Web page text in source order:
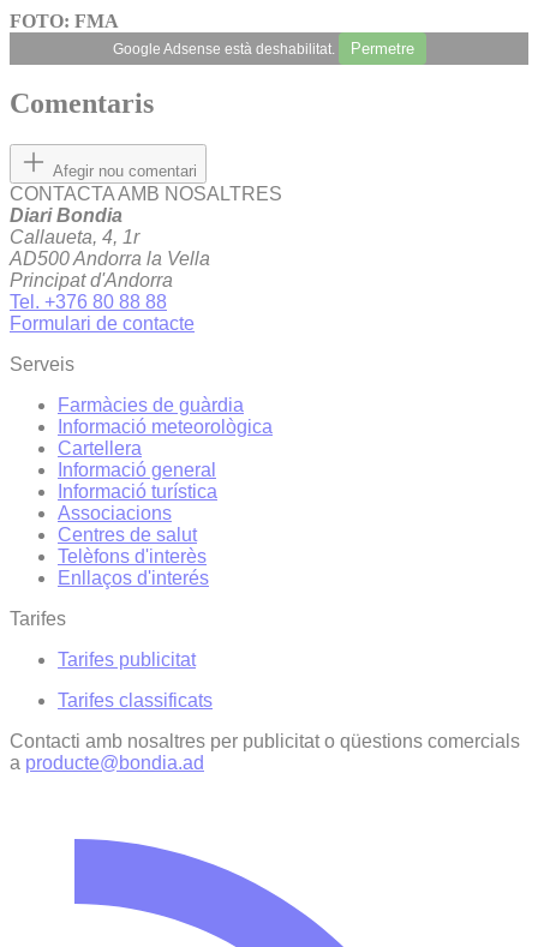
FOTO: FMA
Google Adsense està deshabilitat. Permetre
Comentaris
Afegir nou comentari
CONTACTA AMB NOSALTRES
Diari Bondia
Callaueta, 4, 1r
AD500 Andorra la Vella
Principat d'Andorra
Tel. +376 80 88 88
Formulari de contacte
Serveis
Farmàcies de guàrdia
Informació meteorològica
Cartellera
Informació general
Informació turística
Associacions
Centres de salut
Telèfons d'interès
Enllaços d'interés
Tarifes
Tarifes publicitat
Tarifes classificats
Contacti amb nosaltres per publicitat o qüestions comercials
a producte@bondia.ad